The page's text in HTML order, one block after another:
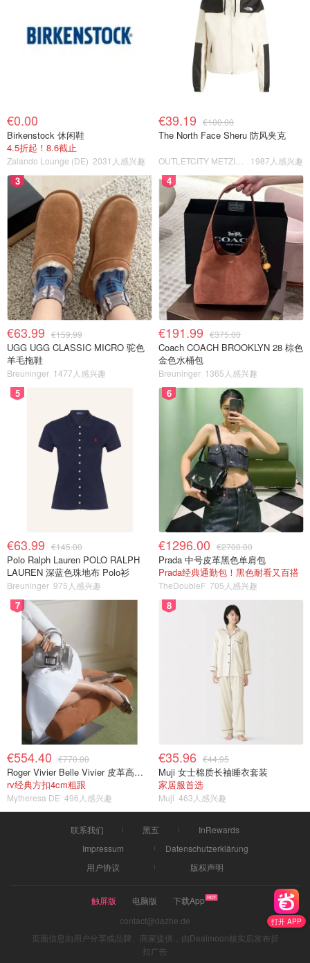
打开 APP
€0.00
Birkenstock 休闲鞋
4.5折起！8.6截止
Zalando Lounge (DE) 2031人感兴趣
€39.19 €100.00
The North Face Sheru 防风夹克
1987人感兴趣
3
€63.99 €159.99
UGG UGG CLASSIC MICRO 驼色
羊毛拖鞋
Breuninger 1477人感兴趣
4
€191.99 €375.00
Coach COACH BROOKLYN 28 棕色
金色水桶包
Breuninger 1365人感兴趣
5
€63.99 €145.00
Polo Ralph Lauren POLO RALPH
LAUREN 深蓝色珠地布 Polo衫
Breuninger 975人感兴趣
6
€1296.00 €2700.00
Prada 中号皮革黑色单肩包
Prada经典通勤包！黑色耐看又百搭
TheDoubleF 705人感兴趣
7
€554.40 €770.00
Roger Vivier Belle Vivier 皮革高跟鞋
rv经典方扣4cm粗跟
Mytheresa DE 496人感兴趣
8
€35.96 €44.95
Muji 女士棉质长袖睡衣套装
家居服首选
Muji 463人感兴趣
联系我们 黑五
InRewards
Impressum
Datenschutzerklärung
用户协议
版权声明
触屏版 电脑版
下载App
contact@dazhe.de
页面信息由用户分享或品牌、商家提供，由Dealmoon核实后发布折
扣广告